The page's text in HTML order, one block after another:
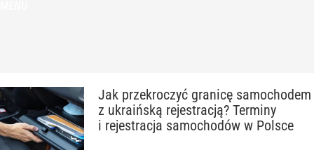
Jak przekroczyć granicę samochodem
z ukraińską rejestracją? Terminy
i rejestracja samochodów w Polsce